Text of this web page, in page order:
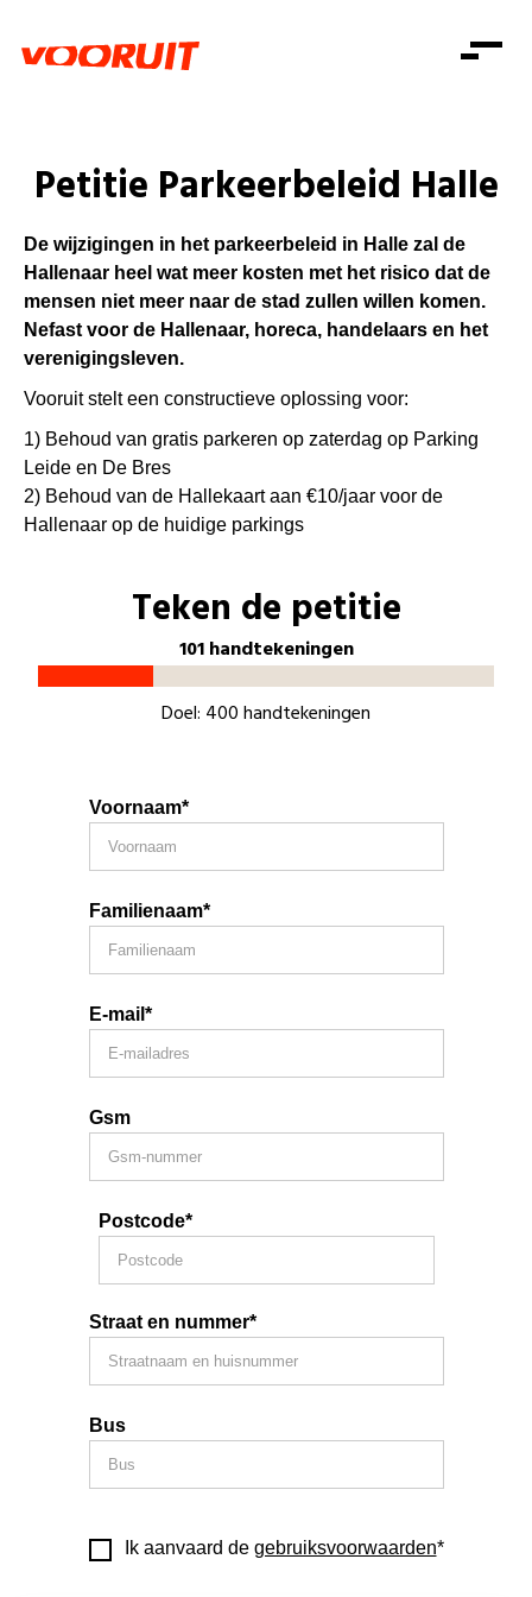
Zorg
Gelijke kansen
Welzijn
Consumentenbescherming
Pensioenen
Kinderen en jongeren
Onze mensen
Standpunten
Vacatures
Doe mee
Doe mee
Word lid
Mis niets
Zoeken
Login
Login
Doe mee
Petitie Parkeerbeleid Halle
De wijzigingen in het parkeerbeleid in Halle zal de
Hallenaar heel wat meer kosten met het risico dat de
mensen niet meer naar de stad zullen willen komen.
Nefast voor de Hallenaar, horeca, handelaars en het
verenigingsleven.
Vooruit stelt een constructieve oplossing voor:
1) Behoud van gratis parkeren op zaterdag op Parking
Leide en De Bres
2) Behoud van de Hallekaart aan €10/jaar voor de
Hallenaar op de huidige parkings
Teken de petitie
101 handtekeningen
Doel: 400 handtekeningen
Voornaam*
Familienaam*
E-mail*
Gsm
Postcode*
Straat en nummer*
Bus
Ik aanvaard de gebruiksvoorwaarden*